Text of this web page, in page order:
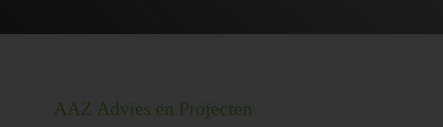
AAZ Advies en Projecten